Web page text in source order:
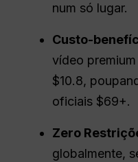
num só lugar.
Custo-
vídeo
$10.8,
oficiais $69+.
Zero
globalmente,